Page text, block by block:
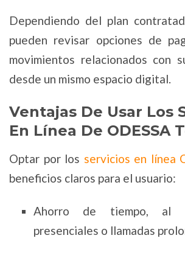
Dependiendo del plan
pueden revisar opciones de
movimientos relacionados con
desde un mismo espacio digital.
Ventajas De Usar Los
En Línea De ODESSA
Optar por los servicios en línea
beneficios claros para el usuario:
Ahorro de tiempo, al
presenciales o llamadas